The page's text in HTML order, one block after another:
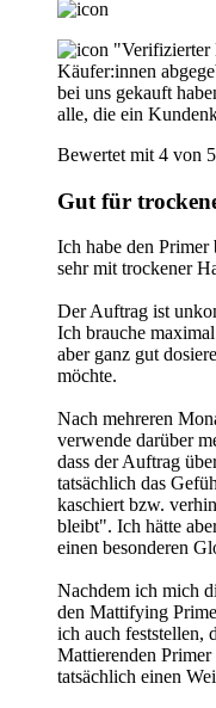
"Verifizierter
Käufer:innen
bei uns gekauft
alle, die ein
Bewertet mit 4 von
Gut für
Ich habe den
sehr mit trockener
Der Auftrag ist
Ich brauche
aber ganz gut
möchte.
Nach mehreren
verwende darüber
dass der Auftrag
tatsächlich das
kaschiert bzw.
bleibt". Ich hätte
einen besonderen
Nachdem ich mich
den Mattifying
ich auch feststellen,
Mattierenden
tatsächlich einen